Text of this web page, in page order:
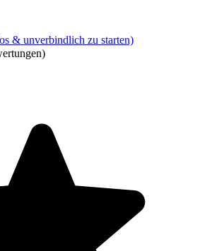
& unverbindlich zu starten)